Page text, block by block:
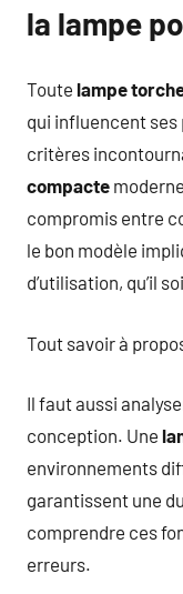
la lampe
Toute lampe
qui influencent
critères
compacte
compromis entre
le bon modèle
d’utilisation, qu’il
Tout savoir à
Il faut aussi
conception. Une
environnements
garantissent une
comprendre ces
erreurs.